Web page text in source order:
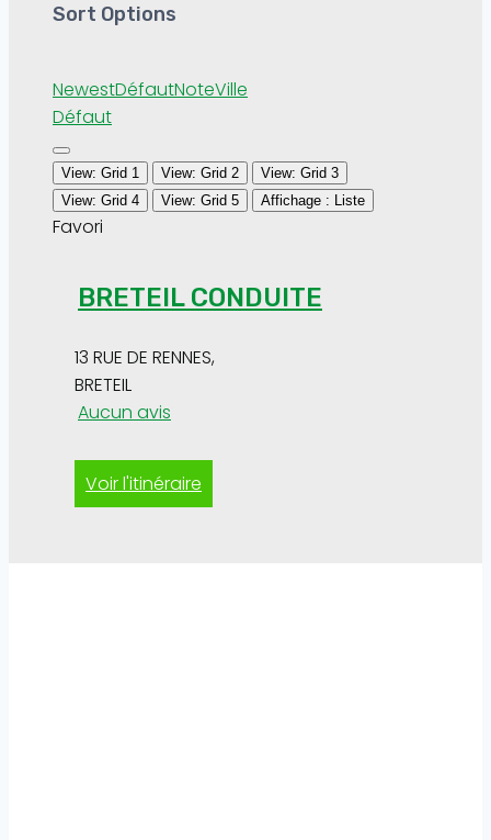
Sort Options
NewestDéfautNoteVille
Défaut
View: Grid 1 View: Grid 2
View: Grid 3
View: Grid 4
View: Grid 5 Affichage : Liste
Favori
BRETEIL CONDUITE
13 RUE DE RENNES,
BRETEIL
Aucun avis
Voir l'itinéraire